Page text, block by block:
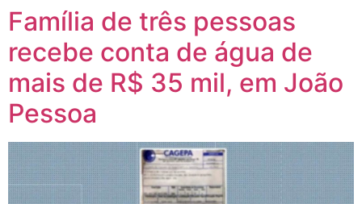
Família de três pessoas
recebe conta de água de
mais de R$ 35 mil, em João
Pessoa